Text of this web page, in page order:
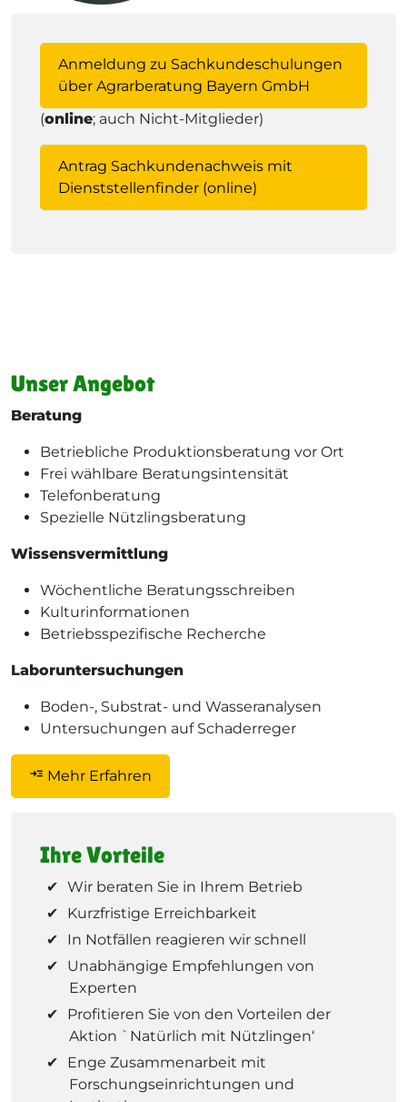
Anmeldung zu Sachkundeschulungen
über Agrarberatung Bayern GmbH
(online; auch Nicht-Mitglieder)
Antrag Sachkundenachweis mit
Dienststellenfinder (online)
Unser Angebot
Beratung
Betriebliche Produktionsberatung vor Ort
Frei wählbare Beratungsintensität
Telefonberatung
Spezielle Nützlingsberatung
Wissensvermittlung
Wöchentliche Beratungsschreiben
Kulturinformationen
Betriebsspezifische Recherche
Laboruntersuchungen
Boden-, Substrat- und Wasseranalysen
Untersuchungen auf Schaderreger
read_more Mehr Erfahren
Ihre Vorteile
Wir beraten Sie in Ihrem Betrieb
Kurzfristige Erreichbarkeit
In Notfällen reagieren wir schnell
Unabhängige Empfehlungen von
Experten
Profitieren Sie von den Vorteilen der
Aktion `Natürlich mit Nützlingen‘
Enge Zusammenarbeit mit
Forschungseinrichtungen und